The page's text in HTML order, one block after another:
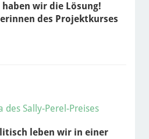
haben wir die Lösung!
des Projektkurses
des Sally-Perel-Preises
leben wir in einer